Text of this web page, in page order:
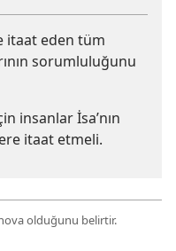
itaat eden tüm
sorumluluğunu
insanlar İsa’nın
itaat etmeli.
olduğunu belirtir.